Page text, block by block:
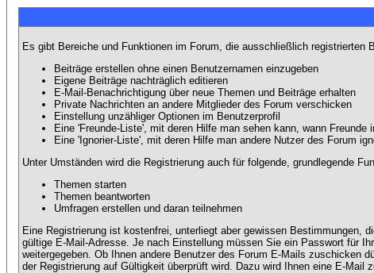
Es gibt Bereiche und Funktionen im Forum, die ausschließlich
Beiträge erstellen ohne einen Benutzernamen einzugeben
Eigene Beiträge nachträglich editieren
E-Mail-Benachrichtigung über neue Themen und Beiträge erhalten
Private Nachrichten an andere Mitglieder des Forum verschicken
Einstellung unzähliger Optionen im Benutzerprofil
Eine 'Freunde-Liste', mit deren Hilfe man sehen kann, wann Freunde
Eine 'Ignorier-Liste', mit deren Hilfe man andere Nutzer des Forum
Unter Umständen wird die Registrierung auch für folgende, grundlegende
Themen starten
Themen beantworten
Umfragen erstellen und daran teilnehmen
Eine Registrierung ist kostenfrei, unterliegt aber gewissen Bestimmungen,
gültige E-Mail-Adresse. Je nach Einstellung müssen Sie ein Passwort für
weitergegeben. Ob Ihnen andere Benutzer des Forum E-Mails zuschicken
der Registrierung auf Gültigkeit überprüft wird. Dazu wird Ihnen eine E-